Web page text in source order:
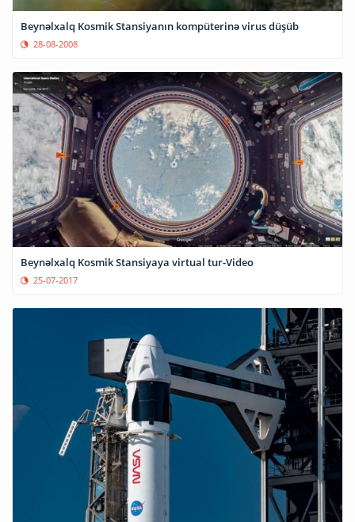
Beynəlxalq Kosmik Stansiyanın kompüterinə virus düşüb
28-08-2008
Beynəlxalq Kosmik Stansiyaya virtual tur-Video
25-07-2017